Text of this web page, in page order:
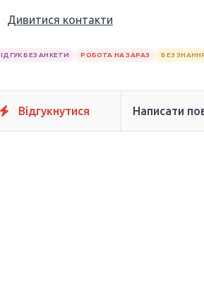
Дивитися контакти
БЕЗ АНКЕТИ РОБОТА НА ЗАРАЗ БЕЗ
Відгукнутися Написати